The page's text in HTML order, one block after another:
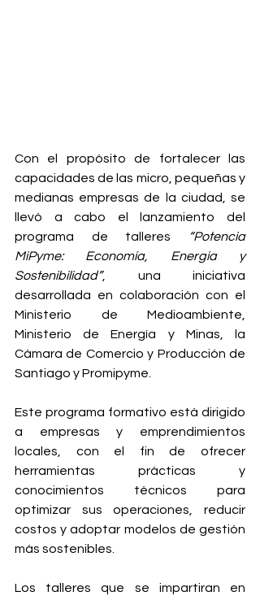
Con el propósito de fortalecer las
capacidades de las micro, pequeñas y
medianas empresas de la ciudad, se
llevó a cabo el lanzamiento del
programa de talleres
“Potencia
MiPyme: Economía, Energía y
Sostenibilidad”, una iniciativa
desarrollada en colaboración con el
Ministerio de Medioambiente,
Ministerio de Energía y Minas, la
Cámara de Comercio y Producción de
Santiago y Promipyme.
Este programa formativo está dirigido
a empresas y emprendimientos
locales, con el fin de ofrecer
herramientas prácticas y
conocimientos técnicos para
optimizar sus operaciones, reducir
costos y adoptar modelos de gestión
más sostenibles.
Los talleres que se impartiran en